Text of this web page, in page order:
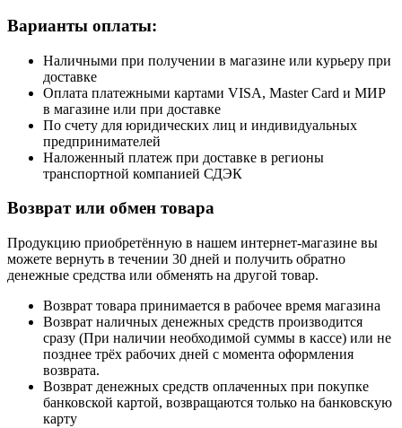
Варианты оплаты:
Наличными при получении в магазине или курьеру при
доставке
Оплата платежными картами VISA, Master Card и МИР
в магазине или при доставке
По счету для юридических лиц и индивидуальных
предпринимателей
Наложенный платеж при доставке в регионы
транспортной компанией СДЭК
Возврат или обмен товара
Продукцию приобретённую в нашем интернет-магазине вы
можете вернуть в течении 30 дней и получить обратно
денежные средства или обменять на другой товар.
Возврат товара принимается в рабочее время магазина
Возврат наличных денежных средств производится
сразу (При наличии необходимой суммы в кассе) или не
позднее трёх рабочих дней с момента оформления
возврата.
Возврат денежных средств оплаченных при покупке
банковской картой, возвращаются только на банковскую
карту